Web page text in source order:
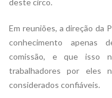
deste circo.
Em reuniões, a direção da
conhecimento apenas
comissão, e que isso
trabalhadores por eles
considerados confiáveis.